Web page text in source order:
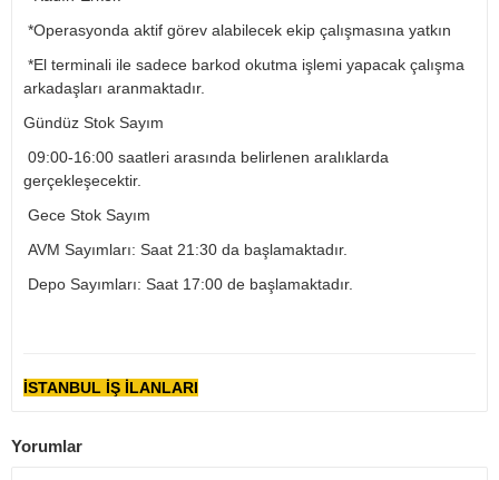
*Operasyonda aktif görev alabilecek ekip çalışmasına yatkın
*El terminali ile sadece barkod okutma işlemi yapacak çalışma
arkadaşları aranmaktadır.
Gündüz Stok Sayım
09:00-16:00 saatleri arasında belirlenen aralıklarda
gerçekleşecektir.
Gece Stok Sayım
AVM Sayımları: Saat 21:30 da başlamaktadır.
Depo Sayımları: Saat 17:00 de başlamaktadır.
İSTANBUL İŞ İLANLARI
Yorumlar